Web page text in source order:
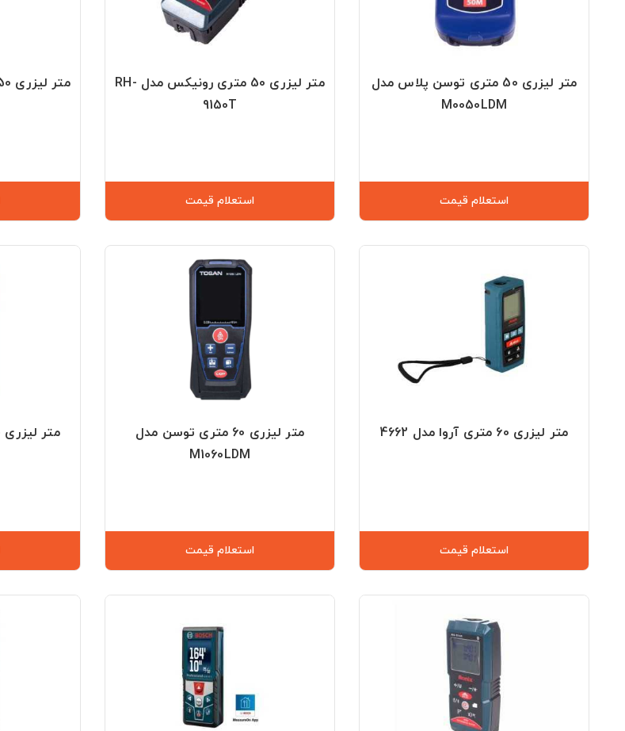
متر لیزری 50 متری توسن پلاس مدل
M0050LDM
استعلام قیمت
متر لیزری 50 متری رونیکس مدل RH-
9150T
استعلام قیمت
متر لیزری 60 متری آروا مدل 4662
استعلام قیمت
متر لیزری 60 متری توسن مدل
M1060LDM
استعلام قیمت
متر لیزری 80 متری آروا مدل 4666